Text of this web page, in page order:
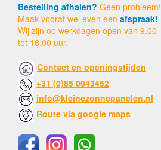
Bestelling afhalen? Geen probleem!
Maak vooraf wel even een afspraak!
Wij zijn op werkdagen open van 9.00
tot 16.00 uur.
Contact en openingstijden
+31 (0)85 0043452
info@kleinezonnepanelen.nl
Route via google maps